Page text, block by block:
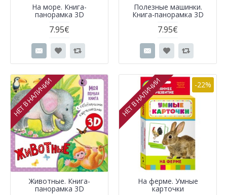
На море. Книга-
панорамка 3D
7.95€
Полезные машинки.
Книга-панорамка 3D
7.95€
НЕТ В НАЛИЧИИ
Животные. Книга-
панорамка 3D
-22%
НЕТ В НАЛИЧИИ
На ферме. Умные
карточки